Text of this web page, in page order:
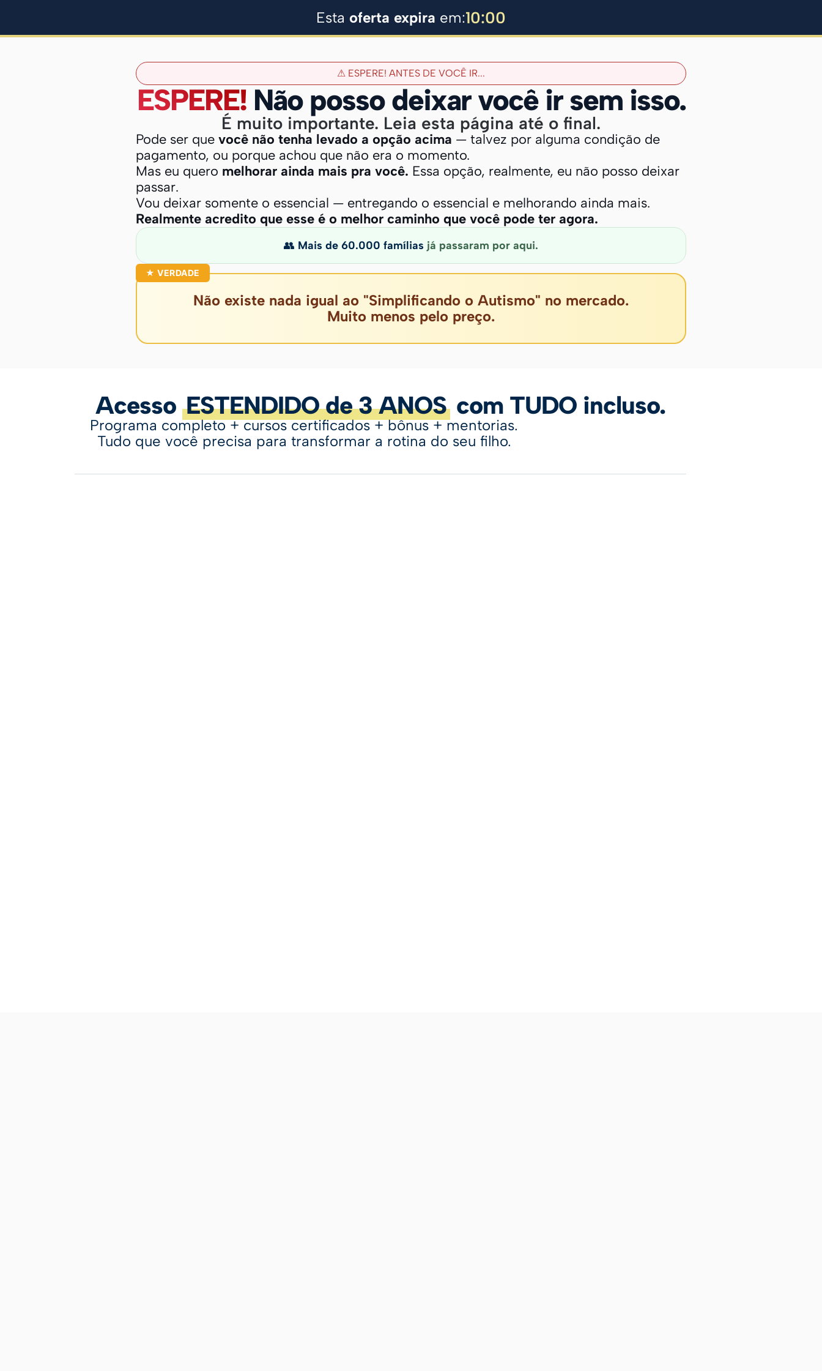
Esta oferta expira em:10:00
⚠ ESPERE! ANTES DE VOCÊ IR...
ESPERE!Não posso deixar você ir sem isso.
É muito importante. Leia esta página até o final.
Pode ser que você não tenha levado a opção acima — talvez por alguma condição de
pagamento, ou porque achou que não era o momento.
Mas eu quero melhorar ainda mais pra você. Essa opção, realmente, eu não posso deixar
passar.
Vou deixar somente o essencial — entregando o essencial e melhorando ainda mais.
Realmente acredito que esse é o melhor caminho que você pode ter agora.
👥 Mais de 60.000 famílias já passaram por aqui.
Não existe nada igual ao "Simplificando o Autismo" no mercado.
Muito menos pelo preço.
Acesso ESTENDIDO de 3 ANOS com TUDO incluso.
Programa completo + cursos certificados + bônus + mentorias.
Tudo que você precisa para transformar a rotina do seu filho.